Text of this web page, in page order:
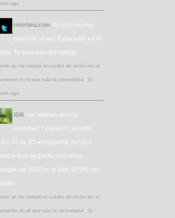
ago
miorbea.com Tu caso es muy
parecido al mío. Estás justo en el
Yo buscaría otra opción.
se me rompió el cuadro de mi bici en el
en el que más la necesitaba · 11
ago
IGN nos podrias decir tu
medidas?? y peso?? yo mido
73 kg, 85 entrepierna, me va a
muy pequeña una orbea
del 2008 en la talla 19"(M). un
se me rompió el cuadro de mi bici en el
en el que más la necesitaba · 11